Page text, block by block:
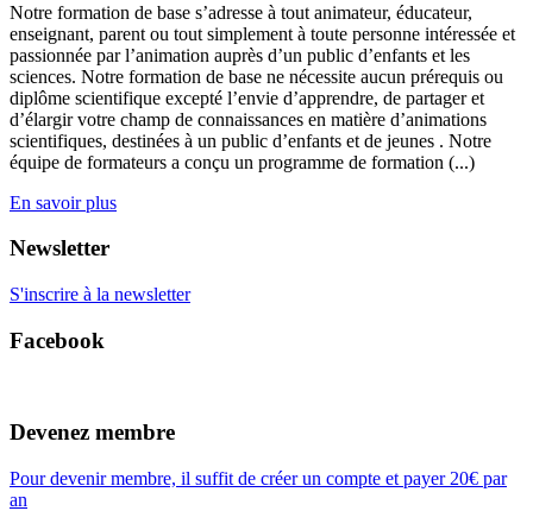
Notre formation de base s’adresse à tout animateur, éducateur,
enseignant, parent ou tout simplement à toute personne intéressée et
passionnée par l’animation auprès d’un public d’enfants et les
sciences. Notre formation de base ne nécessite aucun prérequis ou
diplôme scientifique excepté l’envie d’apprendre, de partager et
d’élargir votre champ de connaissances en matière d’animations
scientifiques, destinées à un public d’enfants et de jeunes . Notre
équipe de formateurs a conçu un programme de formation (...)
En savoir plus
Newsletter
S'inscrire à la newsletter
Facebook
Devenez membre
Pour devenir membre, il suffit de créer un compte et payer 20€ par
an